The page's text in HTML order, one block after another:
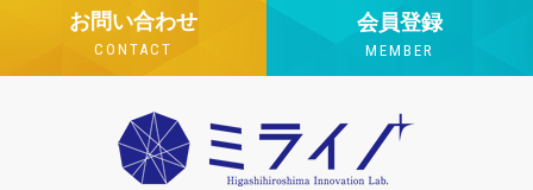
お問い合わせ
CONTACT
会員登録
MEMBER